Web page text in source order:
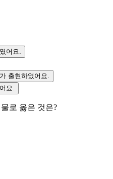
어요.
출현하였어요.
요.
로 옳은 것은?